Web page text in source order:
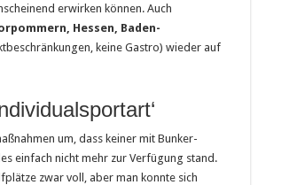
erwirken können. Auch
Hessen, Baden-
keine Gastro) wieder auf
um, dass keiner mit Bunker-
einfach nicht mehr zur Verfügung stand.
zwar voll, aber man konnte sich